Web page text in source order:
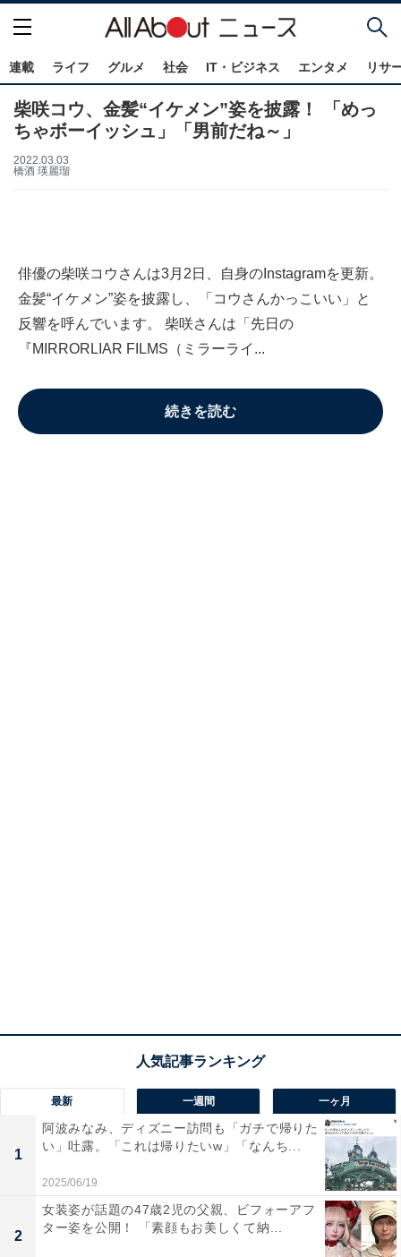
連載 ライフ グルメ 社会 IT・ビジネス エンタメ リサ
柴咲コウ、金髪“イケメン”姿を披露！ 「めっ
ちゃボーイッシュ」「男前だね～」
2022.03.03
橋酒 瑛麗瑠
俳優の柴咲コウさんは3月2日、自身のInstagramを更新。
金髪“イケメン”姿を披露し、「コウさんかっこいい」と
反響を呼んでいます。 柴咲さんは「先日の
『MIRRORLIAR FILMS（ミラーライ...
続きを読む
最新 一週間 一ヶ月
1
阿波みなみ、ディズニー訪問も「ガチで帰りた
い」吐露。「これは帰りたいw」「なんち...
2025/06/19
2
女装姿が話題の47歳2児の父親、ビフォーアフ
ター姿を公開！ 「素顔もお美しくて納...